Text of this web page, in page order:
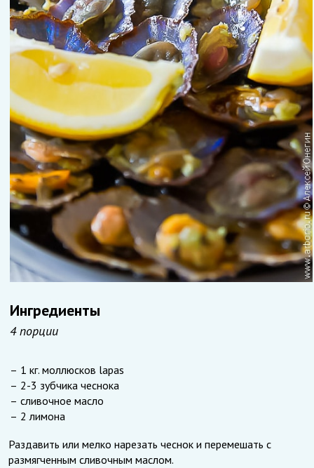
Ингредиенты
4 порции
1 кг. моллюсков lapas
2-3 зубчика чеснока
сливочное масло
2 лимона
Раздавить или мелко нарезать чеснок и перемешать с
размягченным сливочным маслом.